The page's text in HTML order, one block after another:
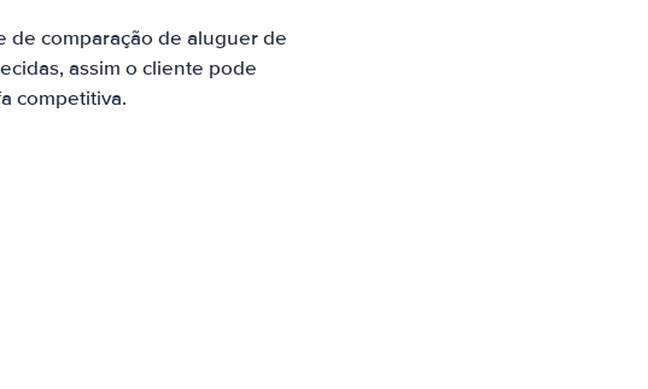
de comparação de aluguer de
assim o cliente pode
competitiva.